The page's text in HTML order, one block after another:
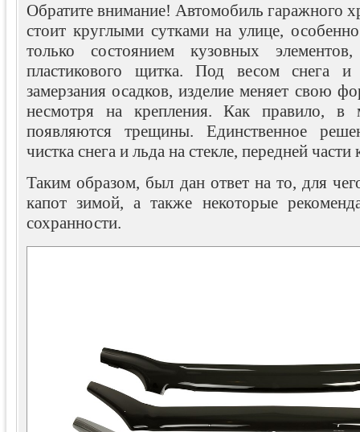
Обратите внимание! Автомобиль гаражного
стоит круглыми сутками на улице,
только состоянием кузовных
пластикового щитка. Под весом снега и
замерзания осадков, изделие меняет свою
несмотря на крепления. Как правило, в
появляются трещины. Единственное
чистка снега и льда на стекле, передней
Таким образом, был дан ответ на то, для
капот зимой, а также некоторые
сохранности.